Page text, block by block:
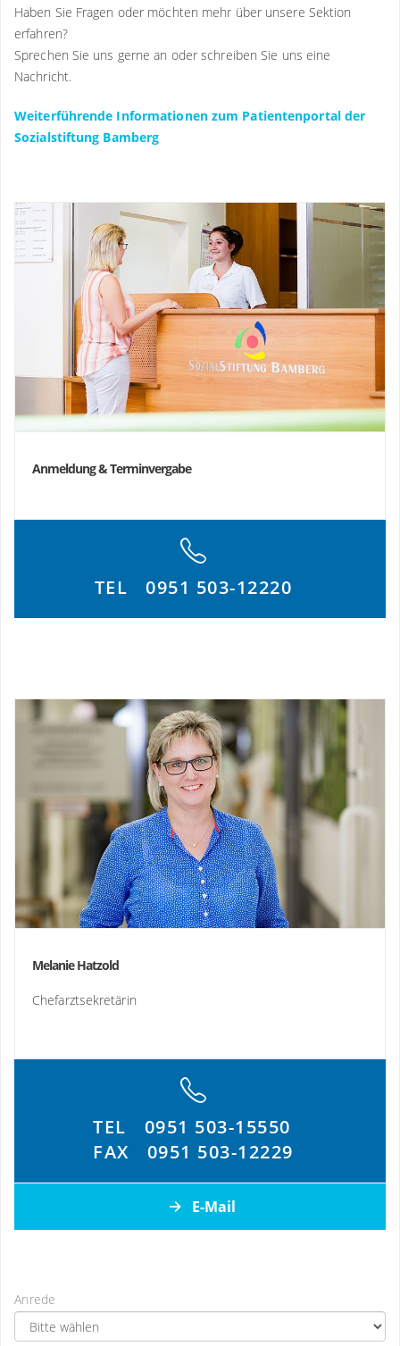
Haben Sie Fragen oder möchten mehr über unsere Sektion
erfahren?
Sprechen Sie uns gerne an oder schreiben Sie uns eine
Nachricht.
Weiterführende Informationen zum Patientenportal der
Sozialstiftung Bamberg
Anmeldung & Terminvergabe
TEL 0951 503-12220
Melanie Hatzold
Chefarztsekretärin
TEL
0951 503-15550
FAX
0951 503-12229
E-Mail
Anrede